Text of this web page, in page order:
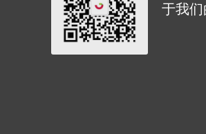
于我